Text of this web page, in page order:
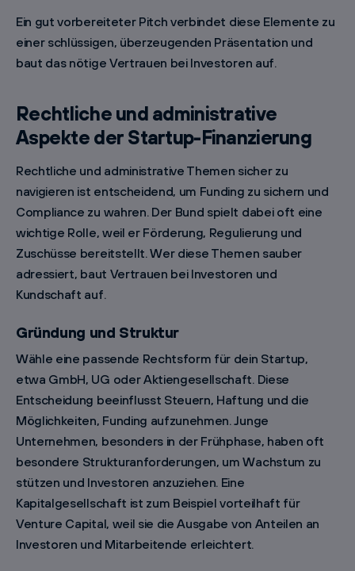
Ein gut vorbereiteter Pitch verbindet diese Elemente zu
einer schlüssigen, überzeugenden Präsentation und
baut das nötige Vertrauen bei Investoren auf.
Rechtliche und administrative
Aspekte der Startup-Finanzierung
Rechtliche und administrative Themen sicher zu
navigieren ist entscheidend, um Funding zu sichern und
Compliance zu wahren. Der Bund spielt dabei oft eine
wichtige Rolle, weil er Förderung, Regulierung und
Zuschüsse bereitstellt. Wer diese Themen sauber
adressiert, baut Vertrauen bei Investoren und
Kundschaft auf.
Gründung und Struktur
Wähle eine passende Rechtsform für dein Startup,
etwa GmbH, UG oder Aktiengesellschaft. Diese
Entscheidung beeinflusst Steuern, Haftung und die
Möglichkeiten, Funding aufzunehmen. Junge
Unternehmen, besonders in der Frühphase, haben oft
besondere Strukturanforderungen, um Wachstum zu
stützen und Investoren anzuziehen. Eine
Kapitalgesellschaft ist zum Beispiel vorteilhaft für
Venture Capital, weil sie die Ausgabe von Anteilen an
Investoren und Mitarbeitende erleichtert.